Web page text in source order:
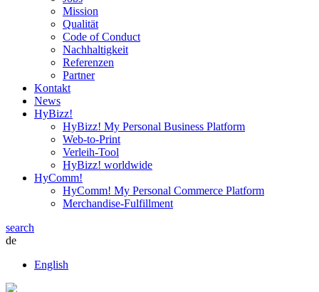
Mission
Qualität
Code of Conduct
Nachhaltigkeit
Referenzen
Partner
Kontakt
News
HyBizz!
HyBizz! My Personal Business Platform
Web-to-Print
Verleih-Tool
HyBizz! worldwide
HyComm!
HyComm! My Personal Commerce Platform
Merchandise-Fulfillment
search
de
English